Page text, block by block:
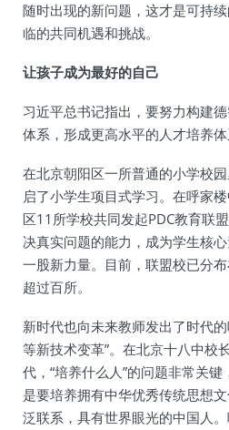
随时出现的新问题，这才是可持
临的共同机遇和挑战。
让孩子成为最好的自己
习近平总书记指出，要努力构建
体系，形成更高水平的人才培养体
在北京朝阳区一所普通的小学校
启了小学生项目式学习。在呼家
区11所学校共同发起PDC教育联
决真实问题的能力，成为学生核心
一股新力量。目前，联盟校已分
超过百所。
新时代也向未来教师发出了时代
等新技术变革”。在北京十八中校
代，“培养什么人”的问题非常关
是要培养拥有中华优秀传统思想
泛联系，具有世界眼光的中国人